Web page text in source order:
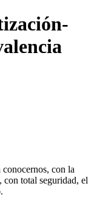
con la
con total seguridad, el